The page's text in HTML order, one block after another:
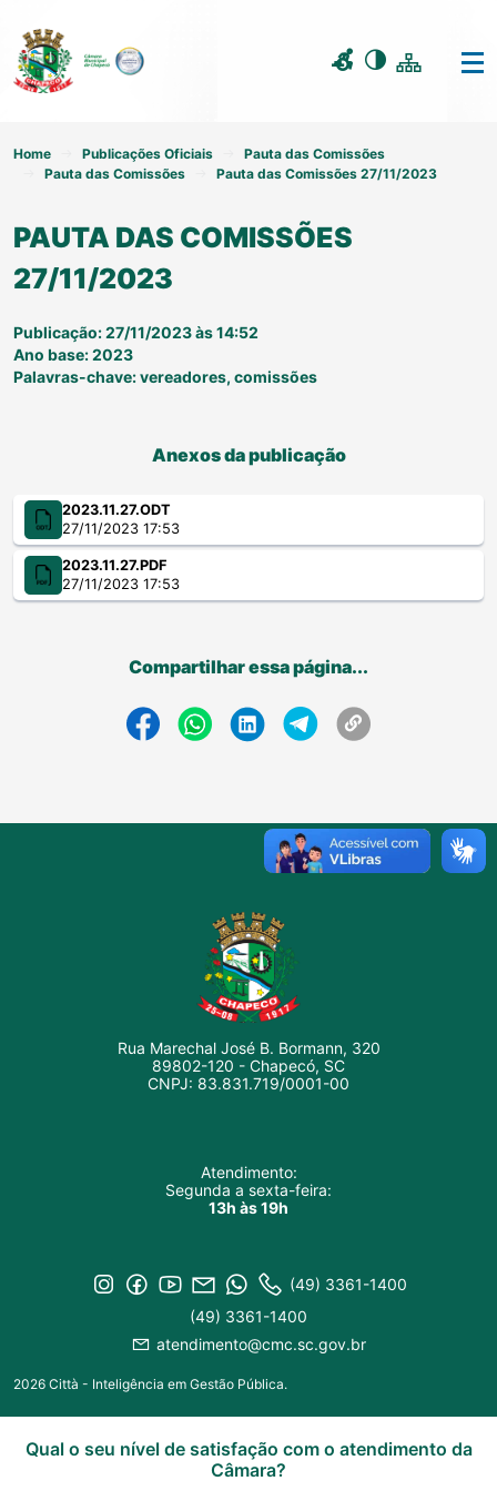
Home Publicações Oficiais
Pauta das Comissões
Pauta das Comissões
Pauta das Comissões 27/11/2023
PAUTA DAS COMISSÕES
27/11/2023
Publicação: 27/11/2023 às 14:52
Ano base: 2023
Palavras-chave: vereadores, comissões
Anexos da publicação
2023.11.27.ODT
27/11/2023 17:53
2023.11.27.PDF
27/11/2023 17:53
Compartilhar essa página...
Rua Marechal José B. Bormann, 320
89802-120 - Chapecó, SC
CNPJ: 83.831.719/0001-00
Atendimento:
Segunda a sexta-feira:
13h às 19h
(49) 3361-1400
(49) 3361-1400
atendimento@cmc.sc.gov.br
2026 Città - Inteligência em Gestão Pública.
Qual o seu nível de satisfação com o atendimento da
Câmara?